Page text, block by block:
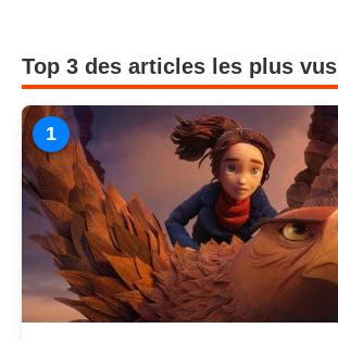
Top 3 des articles les plus vus
1